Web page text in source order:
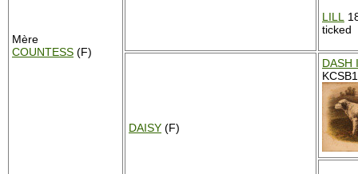
Mère
COUNTESS (F)
LILL
ticked
DAISY (F)
DASH